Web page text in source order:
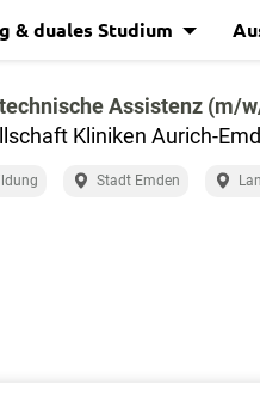
& duales Studium
Assistenz (m/
Kliniken Aurich-
Stadt Emden